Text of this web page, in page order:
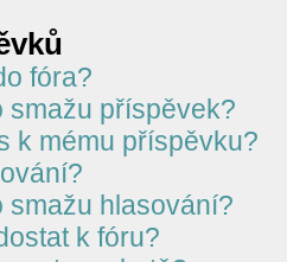
fóra?
smažu příspěvek?
k mému příspěvku?
smažu hlasování?
k fóru?